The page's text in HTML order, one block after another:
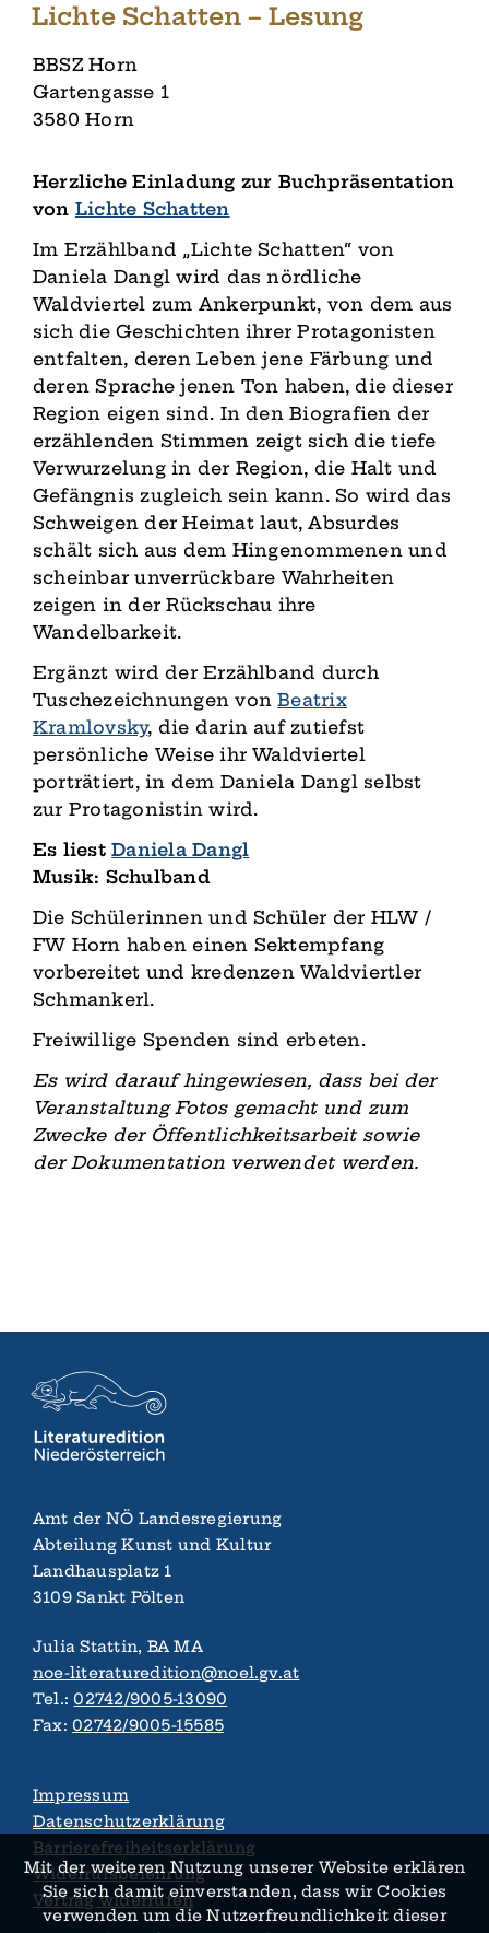
Lichte Schatten – Lesung
BBSZ Horn
Gartengasse 1
3580 Horn
Herzliche Einladung zur Buchpräsentation
von Lichte Schatten
Im Erzählband „Lichte Schatten“ von
Daniela Dangl wird das nördliche
Waldviertel zum Ankerpunkt, von dem aus
sich die Geschichten ihrer Protagonisten
entfalten, deren Leben jene Färbung und
deren Sprache jenen Ton haben, die dieser
Region eigen sind. In den Biografien der
erzählenden Stimmen zeigt sich die tiefe
Verwurzelung in der Region, die Halt und
Gefängnis zugleich sein kann. So wird das
Schweigen der Heimat laut, Absurdes
schält sich aus dem Hingenommenen und
scheinbar unverrückbare Wahrheiten
zeigen in der Rückschau ihre
Wandelbarkeit.
Ergänzt wird der Erzählband durch
Tuschezeichnungen vonBeatrix
Kramlovsky, die darin auf zutiefst
persönliche Weise ihr Waldviertel
porträtiert, in dem Daniela Dangl selbst
zur Protagonistin wird.
Es liestDaniela Dangl
Musik: Schulband
Die Schülerinnen und Schüler der HLW /
FW Horn haben einen Sektempfang
vorbereitet und kredenzen Waldviertler
Schmankerl.
Freiwillige Spenden sind erbeten.
Es wird darauf hingewiesen, dass bei der
Veranstaltung Fotos gemacht und zum
Zwecke der Öffentlichkeitsarbeit sowie
der Dokumentation verwendet werden.
Amt der NÖ Landes­regierung
Abteilung Kunst und Kultur
Landhaus­platz 1
3109 Sankt Pölten
Julia Stattin, BA MA
noe-literaturedition@noel.gv.at
Tel.:02742/9005-13090
Fax:02742/9005-15585
Impressum
Datenschutzerklärung
Barrierefreiheitserklärung
Widerrufsbelehrung
Vertrag widerrufen
Mit der weiteren Nutzung unserer Website erklären
Sie sich damit ein­verstanden, dass wir Cookies
verwenden um die Nutzer­­freundlichkeit dieser